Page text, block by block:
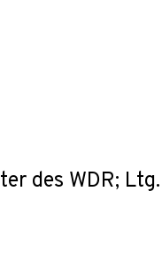
des WDR;